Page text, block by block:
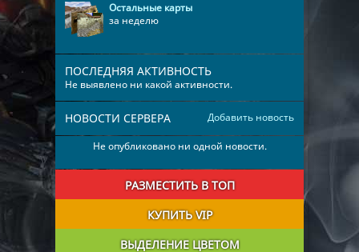
Остальные карты
за неделю
ПОСЛЕДНЯЯ АКТИВНОСТЬ
Не выявлено ни какой активности.
Добавить новость
НОВОСТИ СЕРВЕРА
Не опубликовано ни одной новости.
РАЗМЕСТИТЬ В ТОП
КУПИТЬ VIP
ВЫДЕЛЕНИЕ ЦВЕТОМ